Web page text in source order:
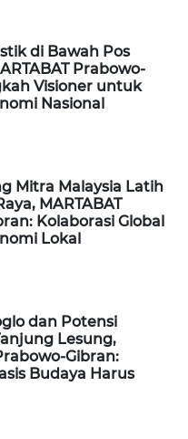
di Bawah Pos
Prabowo-
Visioner untuk
Nasional
Mitra Malaysia Latih
MARTABAT
Kolaborasi Global
Lokal
dan Potensi
Lesung,
Gibran:
Budaya Harus